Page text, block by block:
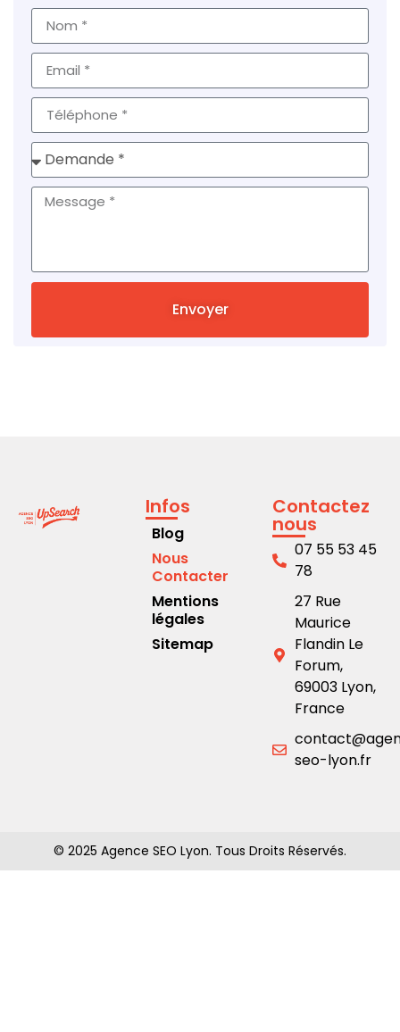
Envoyer
Infos
Blog
Nous
Contacter
Mentions
légales
Sitemap
Contactez
nous
07 55 53 45
78
27 Rue
Maurice
Flandin Le
Forum,
69003 Lyon,
France
seo-lyon.fr
© 2025 Agence SEO Lyon. Tous Droits Réservés.